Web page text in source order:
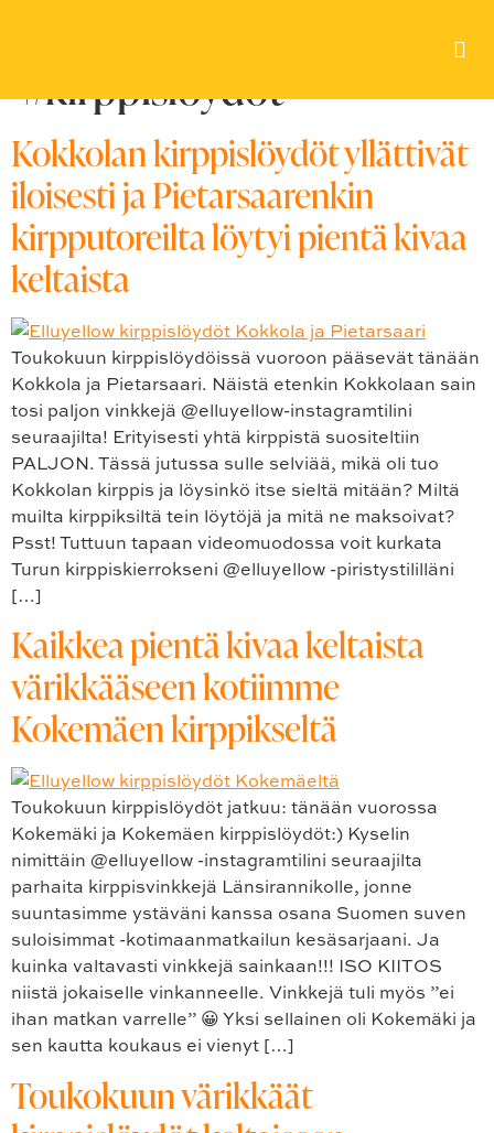
#kirppislöydöt
Kokkolan kirppislöydöt yllättivät
iloisesti ja Pietarsaarenkin
kirpputoreilta löytyi pientä kivaa
keltaista
Toukokuun kirppislöydöissä vuoroon pääsevät tänään
Kokkola ja Pietarsaari. Näistä etenkin Kokkolaan sain
tosi paljon vinkkejä @elluyellow-instagramtilini
seuraajilta! Erityisesti yhtä kirppistä suositeltiin
PALJON. Tässä jutussa sulle selviää, mikä oli tuo
Kokkolan kirppis ja löysinkö itse sieltä mitään? Miltä
muilta kirppiksiltä tein löytöjä ja mitä ne maksoivat?
Psst! Tuttuun tapaan videomuodossa voit kurkata
Turun kirppiskierrokseni @elluyellow -piristystililläni
[…]
Kaikkea pientä kivaa keltaista
värikkääseen kotiimme
Kokemäen kirppikseltä
Toukokuun kirppislöydöt jatkuu: tänään vuorossa
Kokemäki ja Kokemäen kirppislöydöt:) Kyselin
nimittäin @elluyellow -instagramtilini seuraajilta
parhaita kirppisvinkkejä Länsirannikolle, jonne
suuntasimme ystäväni kanssa osana Suomen suven
suloisimmat -kotimaanmatkailun kesäsarjaani. Ja
kuinka valtavasti vinkkejä sainkaan!!! ISO KIITOS
niistä jokaiselle vinkanneelle. Vinkkejä tuli myös ”ei
ihan matkan varrelle” 😀 Yksi sellainen oli Kokemäki ja
sen kautta koukaus ei vienyt […]
Toukokuun värikkäät